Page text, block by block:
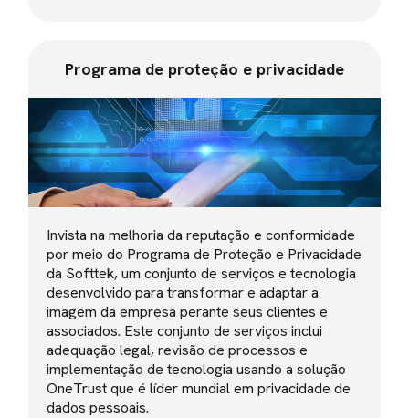
Programa de proteção e privacidade
Invista na melhoria da reputação e conformidade
por meio do Programa de Proteção e Privacidade
da Softtek, um conjunto de serviços e tecnologia
desenvolvido para transformar e adaptar a
imagem da empresa perante seus clientes e
associados. Este conjunto de serviços inclui
adequação legal, revisão de processos e
implementação de tecnologia usando a solução
OneTrust que é líder mundial em privacidade de
dados pessoais.